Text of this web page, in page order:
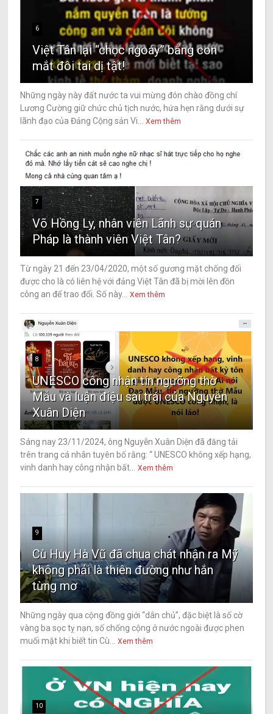
6
Việt Tân lại “chọc ngoáy” bằng con
mắt đôi tai dị tật!
Những ngày này đất nước ta vui mừng đón chào đồng chí
Lương Cường giữ chức chủ tịch nước, hứa hẹn rằng dưới sự
lãnh đạo của Đảng Cộng sản Vi...
Xem thêm
7
Võ Hồng Ly, nhân viên Lãnh sự quán
Pháp là thành viên Việt Tân?
Từ ngày 21 đến 23/04/2020, một số gương mặt chống đối
được cho là có liên hệ với đảng Việt Tân đã bị mời lên đồn
công an để trao đổi. Số này...
Xem thêm
8
UNESCO công nhận tín ngưỡng thờ
Mẫu và luận điệu sai trái của Nguyễn
Xuân Diện
Sáng nay 23/11/2024, ông Nguyễn Xuân Diện đã đăng tải
trên trang cá nhân tuyên bố rằng: “ UNESCO không xếp hạng,
vinh danh hay công nhận bất...
Xem thêm
9
Cù Huy Hà Vũ đã chua chát nhận ra Mỹ
không phải là thiên đường như hắn
từng mơ
Những ngày qua cộng đồng giới “dân chủ”, đặc biệt là số cờ
vàng ba sọc tỵ nạn, số chống cộng ở nước ngoài được phen
muối mặt khi biết tin Cù...
Xem thêm
10